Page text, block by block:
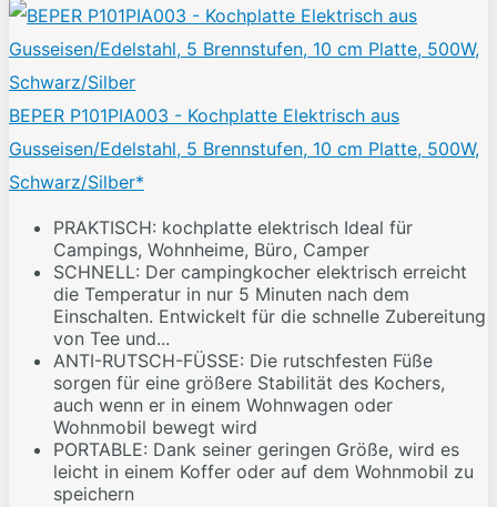
BEPER P101PIA003 - Kochplatte Elektrisch aus
Gusseisen/Edelstahl, 5 Brennstufen, 10 cm Platte, 500W,
Schwarz/Silber*
PRAKTISCH: kochplatte elektrisch Ideal für
Campings, Wohnheime, Büro, Camper
SCHNELL: Der campingkocher elektrisch erreicht
die Temperatur in nur 5 Minuten nach dem
Einschalten. Entwickelt für die schnelle Zubereitung
von Tee und...
ANTI-RUTSCH-FÜSSE: Die rutschfesten Füße
sorgen für eine größere Stabilität des Kochers,
auch wenn er in einem Wohnwagen oder
Wohnmobil bewegt wird
PORTABLE: Dank seiner geringen Größe, wird es
leicht in einem Koffer oder auf dem Wohnmobil zu
speichern